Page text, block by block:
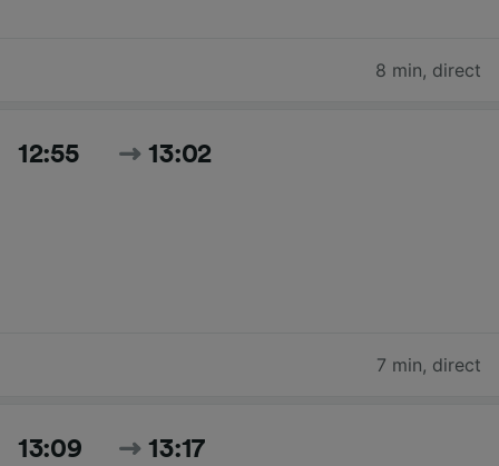
8 min, direct
12:55 13:02
7 min, direct
13:09 13:17